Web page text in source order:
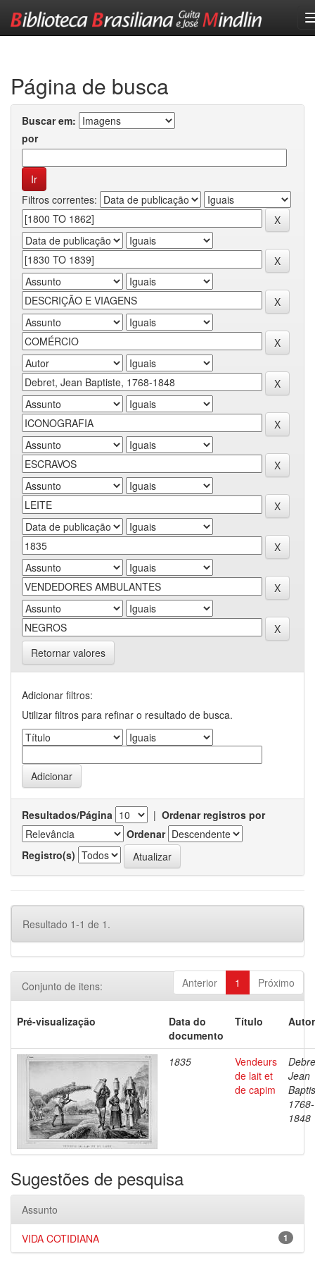
Página de busca
Buscar em:
por
Filtros correntes:
Retornar valores
Adicionar filtros:
Utilizar filtros para refinar o resultado de busca.
Resultados/Página | Ordenar registros por
Ordenar
Registro(s)
Resultado 1-1 de 1.
Anterior 1 Próximo
Conjunto de itens:
Pré-visualização
Data do
documento
Título
1835
Vendeurs
de lait et
de capim
Jean
1768-
1848
Sugestões de pesquisa
Assunto
1
VIDA COTIDIANA